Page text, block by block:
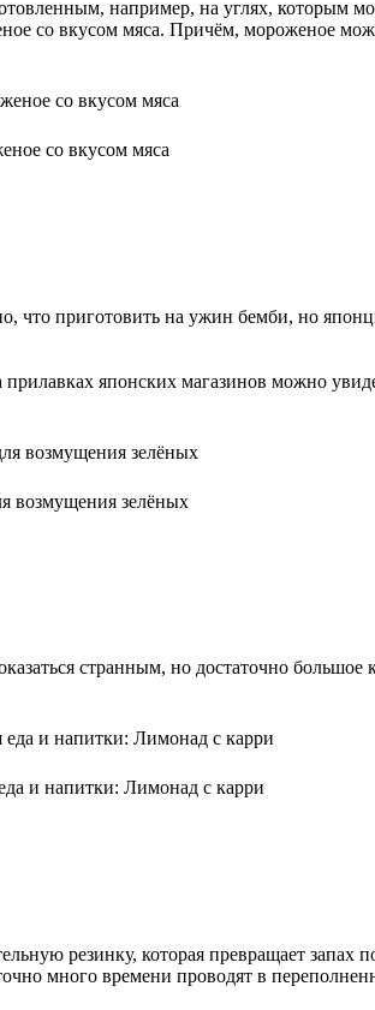
например, на углях, которым
со вкусом мяса. Причём, мороженое
со вкусом мяса
что приготовить на ужин бемби, но
японских магазинов можно
возмущения зелёных
странным, но достаточно большое
и напитки: Лимонад с карри
резинку, которая превращает запах
много времени проводят в